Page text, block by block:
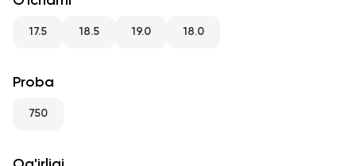
17.5 18.5 19.0 18.0
Proba
750